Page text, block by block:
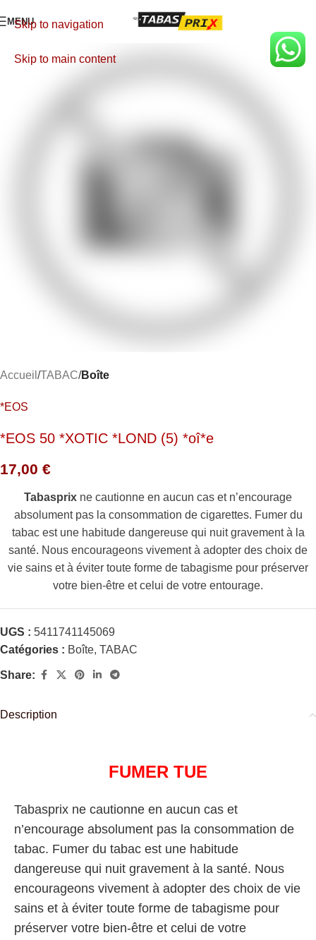
Skip to navigation
Skip to main content
MENU
Accueil TABAC Boîte
*EOS
*EOS 50 *XOTIC *LOND (5) *oî*e
17,00 €
Tabasprix ne cautionne en aucun cas et n’encourage
absolument pas la consommation de cigarettes. Fumer du
tabac est une habitude dangereuse qui nuit gravement à la
santé. Nous encourageons vivement à adopter des choix de
vie sains et à éviter toute forme de tabagisme pour préserver
votre bien-être et celui de votre entourage.
UGS : 5411741145069
Catégories : Boîte, TABAC
Share:
Description
FUMER TUE
Tabasprix ne cautionne en aucun cas et
n’encourage absolument pas la consommation de
tabac. Fumer du tabac est une habitude
dangereuse qui nuit gravement à la santé. Nous
encourageons vivement à adopter des choix de vie
sains et à éviter toute forme de tabagisme pour
préserver votre bien-être et celui de votre